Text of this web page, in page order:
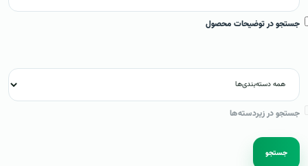
جستجو در توضیحات محصول
جستجو در زیردسته‌ها
جستجو